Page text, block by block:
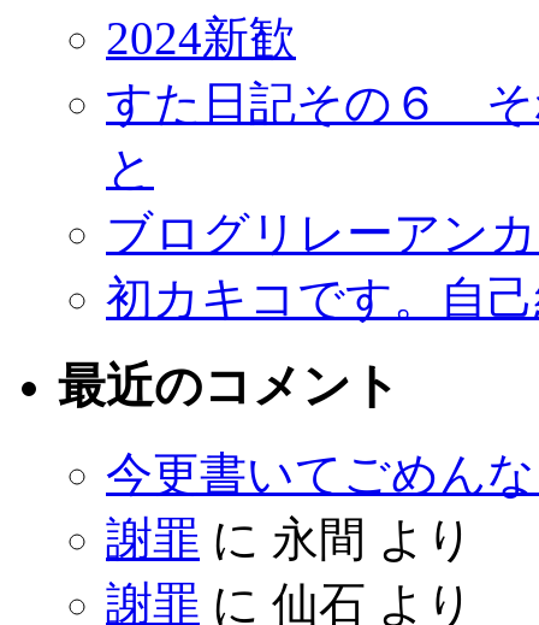
2024新歓
すた日記その６ そ
と
ブログリレーアン
初カキコです。自
最近のコメント
今更書いてごめん
謝罪 に 永間 より
謝罪 に 仙石 より